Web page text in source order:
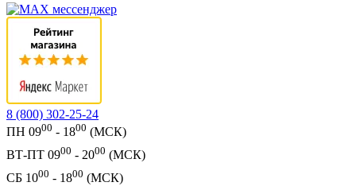
8 (800) 302-25-24
ПН 0900 - 1800 (МСК)
ВТ-ПТ 0900 - 2000 (МСК)
СБ 1000 - 1800 (МСК)